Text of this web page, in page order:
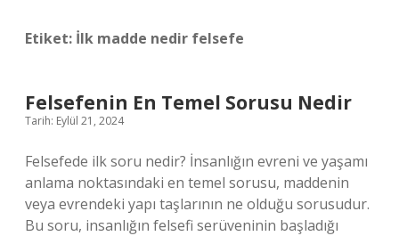
Etiket: İlk madde nedir felsefe
Felsefenin En Temel Sorusu Nedir
Tarih: Eylül 21, 2024
Felsefede ilk soru nedir? İnsanlığın evreni ve yaşamı
anlama noktasındaki en temel sorusu, maddenin
veya evrendeki yapı taşlarının ne olduğu sorusudur.
Bu soru, insanlığın felsefi serüveninin başladığı